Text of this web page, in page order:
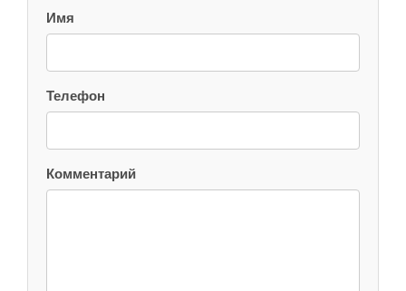
Имя
Телефон
Комментарий